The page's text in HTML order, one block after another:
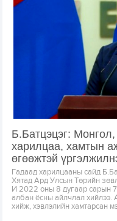
Б.Батцэцэг:
харилцаа, хамтын
өгөөжтэй
Гадаад харилцааны сайд
Хятад Ард Улсын Төрийн
И 2022 оны 8 дугаар сарын
албан ёсны айлчлал хийлээ.
хийж, хэвлэлийн хамтарсан